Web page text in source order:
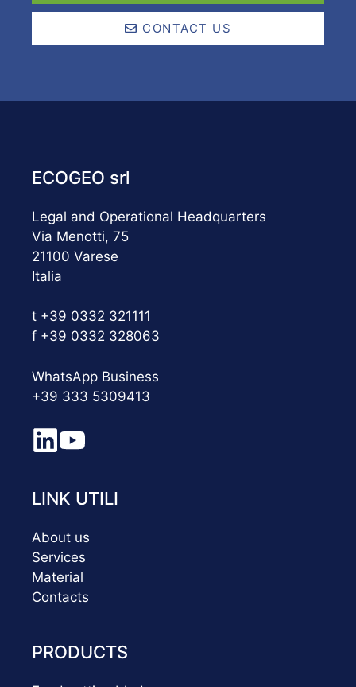
CONTACT US
ECOGEO srl
Legal and Operational Headquarters
Via Menotti, 75
21100 Varese
Italia
t +39 0332 321111
f +39 0332 328063
WhatsApp Business
+39 333 5309413
LINK UTILI
About us
Services
Material
Contacts
PRODUCTS